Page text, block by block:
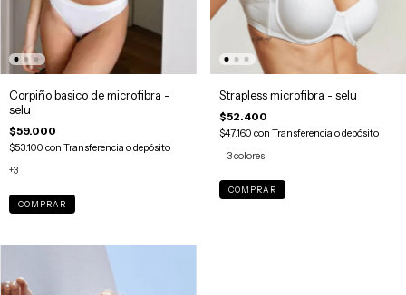
Corpiño basico de microfibra -
selu
$59.000
$53.100 con Transferencia o depósito
+3
COMPRAR
Strapless microfibra - selu
$52.400
$47.160 con Transferencia o depósito
3 colores
COMPRAR